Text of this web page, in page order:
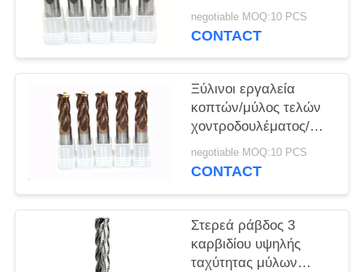
χοντροδουλέματος
φλαούτων, CNC
negotiable MOQ:10 PCS
CONTACT
Ξύλινοι εργαλεία
κοπτών/μύλος τελών
χοντροδουλέματος/
κόπτης άλεσης
καρβιδίου βολφραμίου
negotiable MOQ:10 PCS
CONTACT
Στερεά ράβδος 3
καρβιδίου υψηλής
ταχύτητας μύλων